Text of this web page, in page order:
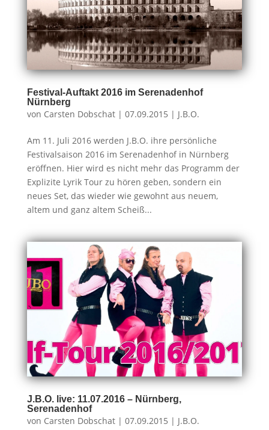
Festival-Auftakt 2016 im Serenadenhof
Nürnberg
von Carsten Dobschat| 07.09.2015 | J.B.O.
Am 11. Juli 2016 werden J.B.O. ihre persönliche
Festivalsaison 2016 im Serenadenhof in Nürnberg
eröffnen. Hier wird es nicht mehr das Programm der
Explizite Lyrik Tour zu hören geben, sondern ein
neues Set, das wieder wie gewohnt aus neuem,
altem und ganz altem Scheiß...
J.B.O. live: 11.07.2016 – Nürnberg,
Serenadenhof
von Carsten Dobschat| 07.09.2015 | J.B.O.